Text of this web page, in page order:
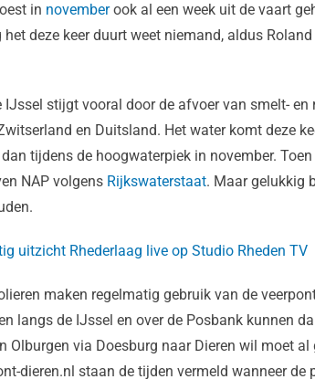
in novemberook al een week uit de vaart
deze keer duurt weet niemand, aldus
IJssel stijgt vooral door de afvoer van smelt-
en Duitsland. Het water komt deze
tijdens de hoogwaterpiek in november.
NAP volgens Rijkswaterstaat. Maar gelukkig
uitzicht Rhederlaag live op Studio Rheden TV
maken regelmatig gebruik van de
langs de IJssel en over de Posbank kunnen
Olburgen via Doesburg naar Dieren wil moet
dieren.nl staan de tijden vermeld wanneer de